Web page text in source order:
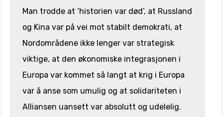
Man trodde at ‘historien var død’, at Russland
og Kina var på vei mot stabilt demokrati, at
Nordområdene ikke lenger var strategisk
viktige, at den økonomiske integrasjonen i
Europa var kommet så langt at krig i Europa
var å anse som umulig og at solidariteten i
Alliansen uansett var absolutt og udelelig.